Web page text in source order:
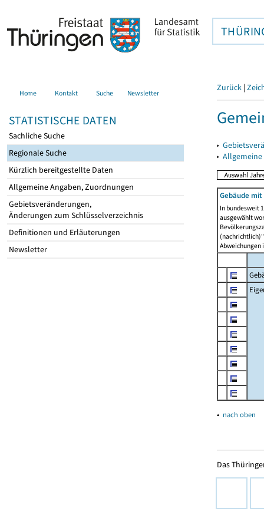
Home Kontakt Suche Newsletter
STATISTISCHE DATEN
Sachliche Suche
Regionale Suche
Kürzlich bereitgestellte Daten
Allgemeine Angaben, Zuordnungen
Gebietsveränderungen,
Änderungen zum Schlüsselverzeichnis
Definitionen und Erläuterungen
Newsletter
Zurück |
▸
▸
Gebäude
In bundesweit
ausgewählt
Abweichungen
▴ nach oben
Das